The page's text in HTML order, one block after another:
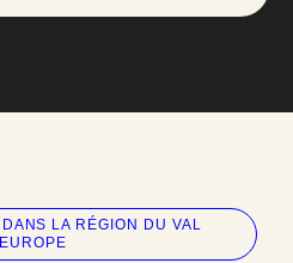
LA RÉGION DU VAL